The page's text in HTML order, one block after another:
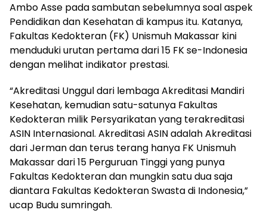
Ambo Asse pada sambutan sebelumnya soal aspek
Pendidikan dan Kesehatan di kampus itu. Katanya,
Fakultas Kedokteran (FK) Unismuh Makassar kini
menduduki urutan pertama dari 15 FK se-Indonesia
dengan melihat indikator prestasi.
“Akreditasi Unggul dari lembaga Akreditasi Mandiri
Kesehatan, kemudian satu-satunya Fakultas
Kedokteran milik Persyarikatan yang terakreditasi
ASIN Internasional. Akreditasi ASIN adalah Akreditasi
dari Jerman dan terus terang hanya FK Unismuh
Makassar dari 15 Perguruan Tinggi yang punya
Fakultas Kedokteran dan mungkin satu dua saja
diantara Fakultas Kedokteran Swasta di Indonesia,”
ucap Budu sumringah.